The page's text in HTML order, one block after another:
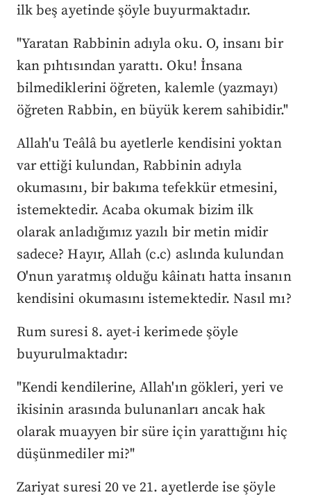
ilk beş ayetinde şöyle buyurmaktadır.
"Yaratan Rabbinin adıyla oku. O, insanı bir
kan pıhtısından yarattı. Oku! İnsana
bilmediklerini öğreten, kalemle (yazmayı)
öğreten Rabbin, en büyük kerem sahibidir."
Allah'u Teâlâ bu ayetlerle kendisini yoktan
var ettiği kulundan, Rabbinin adıyla
okumasını, bir bakıma tefekkür etmesini,
istemektedir. Acaba okumak bizim ilk
olarak anladığımız yazılı bir metin midir
sadece? Hayır, Allah (c.c) aslında kulundan
O'nun yaratmış olduğu kâinatı hatta insanın
kendisini okumasını istemektedir. Nasıl mı?
Rum suresi 8. ayet-i kerimede şöyle
buyurulmaktadır:
"Kendi kendilerine, Allah'ın gökleri, yeri ve
ikisinin arasında bulunanları ancak hak
olarak muayyen bir süre için yarattığını hiç
düşünmediler mi?"
Zariyat suresi 20 ve 21. ayetlerde ise şöyle